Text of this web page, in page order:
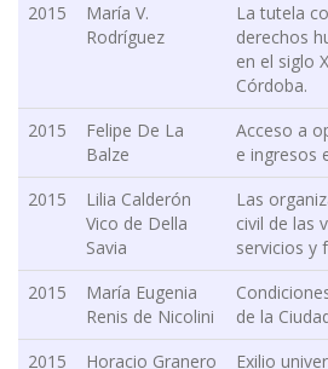
2015
María V.
Rodríguez
La tutela
derechos
en el siglo
Córdoba.
2015
Felipe De La
Balze
Acceso a
e ingresos
2015
Lilia Calderón
Vico de Della
Savia
Las
civil de las
servicios y
2015
María Eugenia
Renis de Nicolini
de la
2015
Horacio Granero Exilio